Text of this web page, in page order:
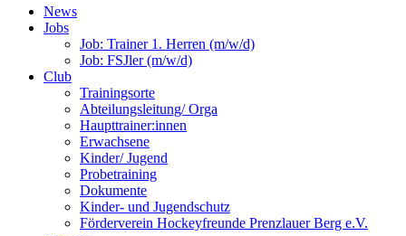
News
Jobs
Job: Trainer 1. Herren (m/w/d)
Job: FSJler (m/w/d)
Club
Trainingsorte
Abteilungsleitung/ Orga
Haupttrainer:innen
Erwachsene
Kinder/ Jugend
Probetraining
Dokumente
Kinder- und Jugendschutz
Förderverein Hockeyfreunde Prenzlauer Berg e.V.